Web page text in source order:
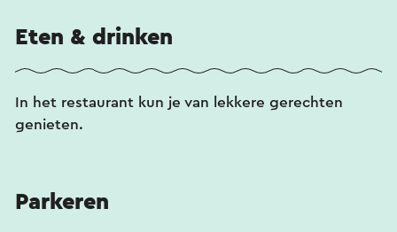
Eten & drinken
In het restaurant kun je van lekkere gerechten
genieten.
Parkeren